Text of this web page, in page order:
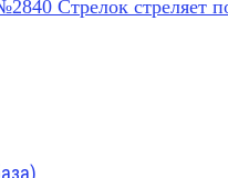
Стрелок стреляет